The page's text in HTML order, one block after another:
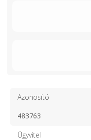
Azonosító
483763
Ügyvitel